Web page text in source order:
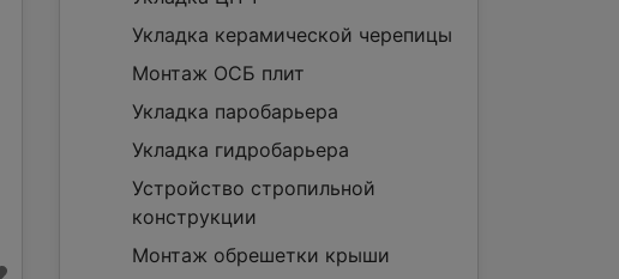
Укладка керамической черепицы
Монтаж ОСБ плит
Укладка паробарьера
Укладка гидробарьера
Устройство стропильной
конструкции
Монтаж обрешетки крыши